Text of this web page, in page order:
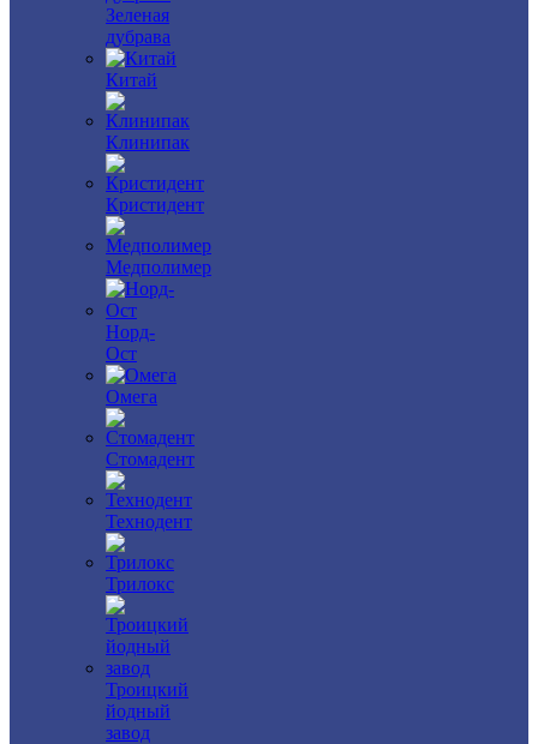
Зеленая
дубрава
Китай
Клинипак
Кристидент
Медполимер
Норд-
Ост
Омега
Стомадент
Технодент
Трилокс
Троицкий
йодный
завод